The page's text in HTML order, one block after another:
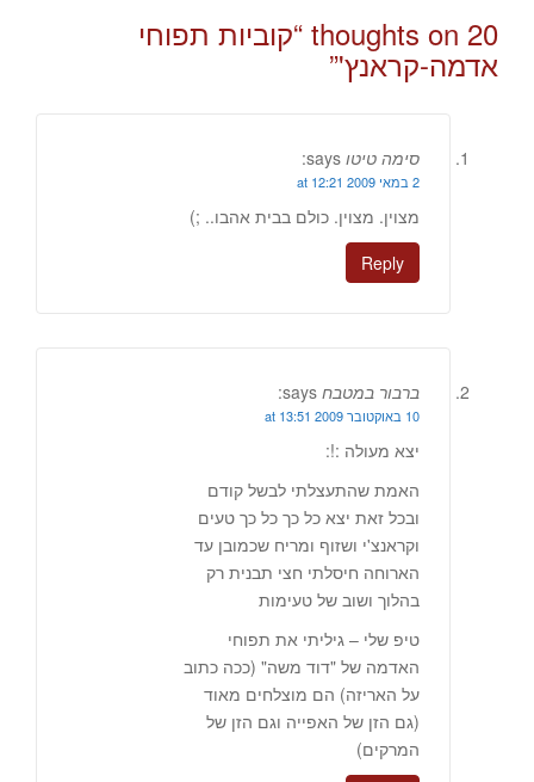
20 thoughts on “ קוביות תפוחי
אדמה-קראנץ'”
סימה טיטו says:
2 במאי 2009 at 12:21
מצוין. מצוין. כולם בבית אהבו.. ;)
Reply
ברבור במטבח says:
10 באוקטובר 2009 at 13:51
יצא מעולה :!:
האמת שהתעצלתי לבשל קודם
ובכל זאת יצא כל כך כל כך טעים
וקראנצ'י ושזוף ומריח שכמובן עד
הארוחה חיסלתי חצי תבנית רק
בהלוך ושוב של טעימות
טיפ שלי – גיליתי את תפוחי
האדמה של "דוד משה" (ככה כתוב
על האריזה) הם מוצלחים מאוד
(גם הזן של האפייה וגם הזן של
המרקים)